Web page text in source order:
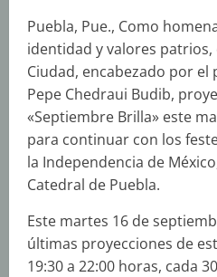
Puebla, Pue., Como
identidad y valores patrios,
Ciudad, encabezado por
Pepe Chedraui Budib,
«Septiembre Brilla» este
para continuar con los
la Independencia de
Catedral de Puebla.
Este martes 16 de
últimas proyecciones de
19:30 a 22:00 horas, cada